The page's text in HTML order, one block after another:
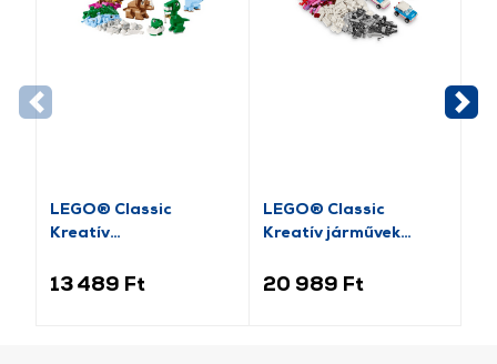
LEGO® Classic
Kreatív
(11041)
13 489 Ft
LEGO® Classic
Kreatív járművek
20 989 Ft